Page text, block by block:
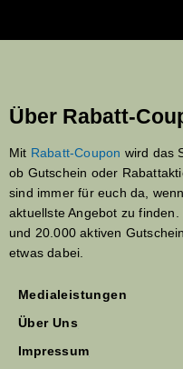
Über Rabatt-
Mit Rabatt-Coupon wird das
ob Gutschein oder
sind immer für euch da,
aktuellste Angebot zu
und 20.000 aktiven
etwas dabei.
Medialeistungen
Über Uns
Impressum